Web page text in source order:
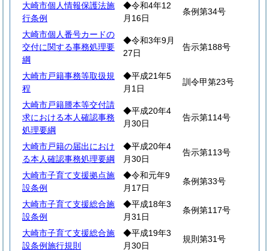
大崎市個人情報保護法施
行条例
◆令和4年12
月16日
条例第34号
大崎市個人番号カードの
交付に関する事務処理要
綱
◆令和3年9月
27日
告示第188号
大崎市戸籍事務等取扱規
程
◆平成21年5
月1日
訓令甲第23号
大崎市戸籍謄本等交付請
求における本人確認事務
処理要綱
◆平成20年4
月30日
告示第114号
大崎市戸籍の届出におけ
る本人確認事務処理要綱
◆平成20年4
月30日
告示第113号
大崎市子育て支援拠点施
設条例
◆令和元年9
月17日
条例第33号
大崎市子育て支援総合施
設条例
◆平成18年3
月31日
条例第117号
大崎市子育て支援総合施
設条例施行規則
◆平成19年3
月30日
規則第31号